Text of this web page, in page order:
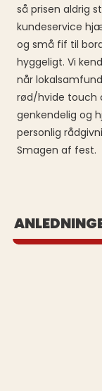
så prisen aldrig
kundeservice
og små fif til
hyggeligt. Vi
når
rød/hvide touch
genkendelig og
personlig
Smagen af fest.
Se vores populære